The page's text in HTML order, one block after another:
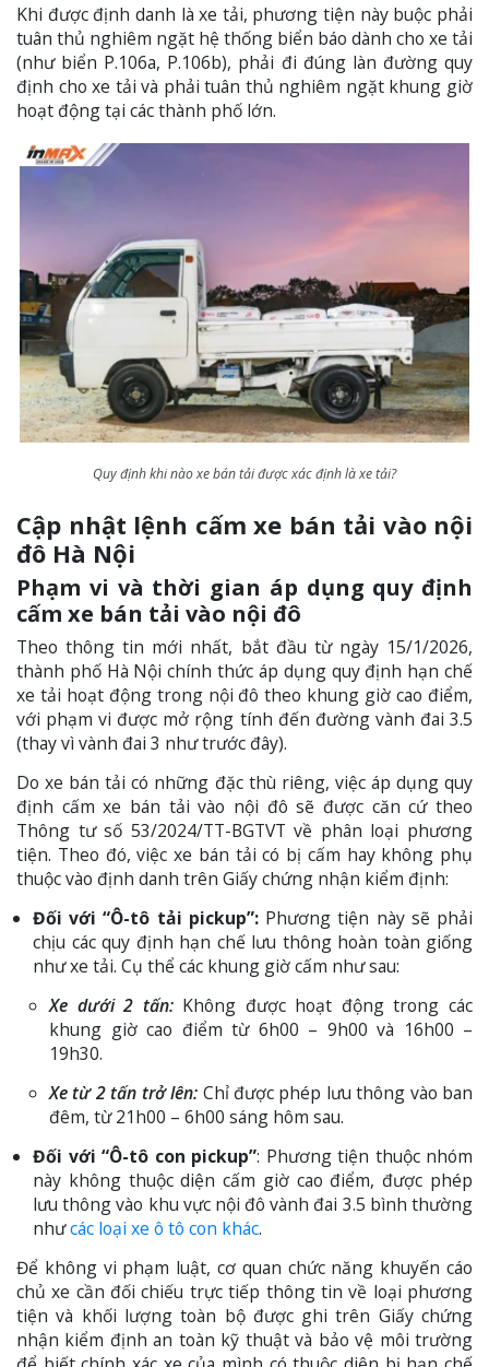
Khi được định danh là xe tải, phương tiện này buộc phải
tuân thủ nghiêm ngặt hệ thống biển báo dành cho xe tải
(như biển P.106a, P.106b), phải đi đúng làn đường quy
định cho xe tải và phải tuân thủ nghiêm ngặt khung giờ
hoạt động tại các thành phố lớn.
Quy định khi nào xe bán tải được xác định là xe tải?
Cập nhật lệnh cấm xe bán tải vào nội
đô Hà Nội
Phạm vi và thời gian áp dụng quy định
cấm xe bán tải vào nội đô
Theo thông tin mới nhất, bắt đầu từ ngày 15/1/2026,
thành phố Hà Nội chính thức áp dụng quy định hạn chế
xe tải hoạt động trong nội đô theo khung giờ cao điểm,
với phạm vi được mở rộng tính đến đường vành đai 3.5
(thay vì vành đai 3 như trước đây).
Do xe bán tải có những đặc thù riêng, việc áp dụng quy
định cấm xe bán tải vào nội đô sẽ được căn cứ theo
Thông tư số 53/2024/TT-BGTVT về phân loại phương
tiện. Theo đó, việc xe bán tải có bị cấm hay không phụ
thuộc vào định danh trên Giấy chứng nhận kiểm định:
Đối với “Ô-tô tải pickup”:Phương tiện này sẽ phải
chịu các quy định hạn chế lưu thông hoàn toàn giống
như xe tải. Cụ thể các khung giờ cấm như sau:
Xe dưới 2 tấn: Không được hoạt động trong các
khung giờ cao điểm từ 6h00 – 9h00 và 16h00 –
19h30.
Xe từ 2 tấn trở lên: Chỉ được phép lưu thông vào ban
đêm, từ 21h00 – 6h00 sáng hôm sau.
Đối với “Ô-tô con pickup”: Phương tiện thuộc nhóm
này không thuộc diện cấm giờ cao điểm, được phép
lưu thông vào khu vực nội đô vành đai 3.5 bình thường
nhưcác loại xe ô tô con khác.
Để không vi phạm luật, cơ quan chức năng khuyến cáo
chủ xe cần đối chiếu trực tiếp thông tin về loại phương
tiện và khối lượng toàn bộ được ghi trên Giấy chứng
nhận kiểm định an toàn kỹ thuật và bảo vệ môi trường